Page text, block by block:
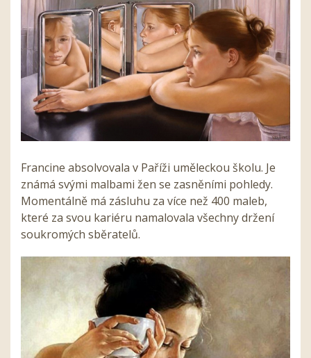
Francine absolvovala v Paříži uměleckou školu. Je
známá svými malbami žen se zasněními pohledy.
Momentálně má zásluhu za více než 400 maleb,
které za svou kariéru namalovala všechny držení
soukromých sběratelů.